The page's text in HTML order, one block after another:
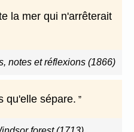
la mer qui n'arrêterait
notes et réflexions (1866)
qu'elle sépare.